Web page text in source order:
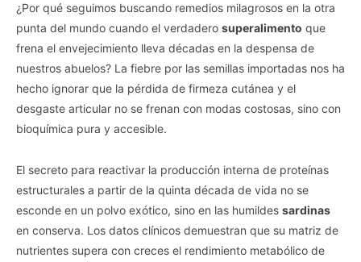
¿Por qué seguimos buscando remedios milagrosos en la otra
punta del mundo cuando el verdadero superalimento que
frena el envejecimiento lleva décadas en la despensa de
nuestros abuelos? La fiebre por las semillas importadas nos ha
hecho ignorar que la pérdida de firmeza cutánea y el
desgaste articular no se frenan con modas costosas, sino con
bioquímica pura y accesible.
El secreto para reactivar la producción interna de proteínas
estructurales a partir de la quinta década de vida no se
esconde en un polvo exótico, sino en las humildes sardinas
en conserva. Los datos clínicos demuestran que su matriz de
nutrientes supera con creces el rendimiento metabólico de